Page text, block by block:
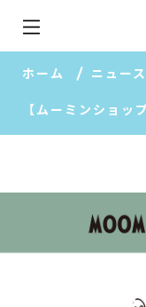
ホーム ニュース